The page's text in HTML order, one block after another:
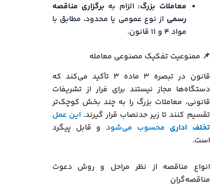
معاملات بزرگ: الزام به برگزاری مناقصه
رسمی از نوع عمومی یا محدود، مطابق با
مواد ۴ و ۱۱ قانون.
📌 ممنوعیت تفکیک مصنوعی معامله
قانون در تبصره ۳ ماده ۳ تأکید می‌کند که
دستگاه‌ها مجاز نیستند برای فرار از تشریفات
قانونی، معاملات بزرگ را به چند بخش کوچک‌تر
تقسیم کنند تا زیر حدنصاب قرار گیرند. این عمل
تخلف اداری محسوب می‌شود و قابل پیگرد
است.
انواع مناقصه از نظر مراحل و روش دعوت
مناقصه‌گران